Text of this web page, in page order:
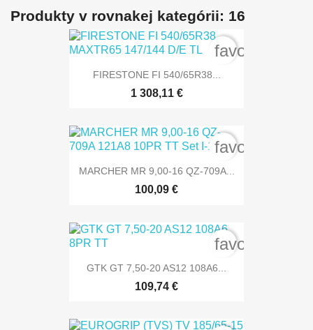
Produkty v rovnakej kategórii: 16
FIRESTONE FI 540/65R38...
1 308,11 €
MARCHER MR 9,00-16 QZ-709A...
100,09 €
GTK GT 7,50-20 AS12 108A6...
109,74 €